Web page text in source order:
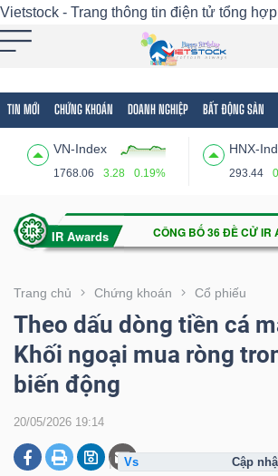
Vietstock - Trang thông tin điện tử tổng hợp
TIN MỚI CHỨNG KHOÁN DOANH NGHIỆP BẤT ĐỘNG SẢN
VN-Index
1768.06 3.28 0.19%
HNX-
293.44
Trang chủ Chứng khoán Cổ phiếu
Theo dấu dòng tiền cá
Khối ngoại mua ròng
biến động
20/05/2026 19:14
cập
Tất cả Tính năng Ngành Mã
Tính
(-)
VIETSTOCK
CHỨNG
KHOÁN
DOANH